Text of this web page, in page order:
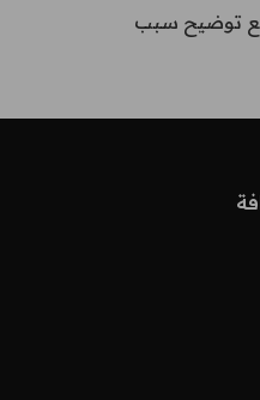
رسالة نصية قصيرة في حال عدم حل الشكوى خلال 10 أيام عمل، مع توضيح سبب